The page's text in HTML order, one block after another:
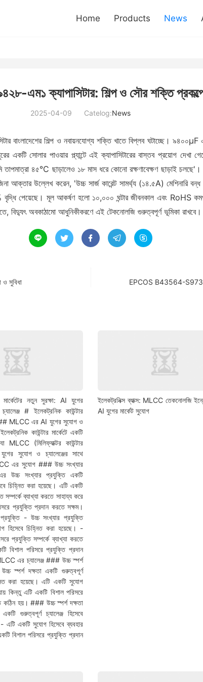
Home Products News
এম১ ক্যাপাসিটার: শিল্প ও সৌর শক্তি প্রকল্পে
2025-04-09 Catelog:News
বাংলাদেশের শিল্প ও নবায়নযোগ্য শক্তি খাতে বিপ্লব ঘটাচ্ছে।
সোলার পাওয়ার প্ল্যান্টে এই ক্যাপাসিটারের বাস্তব প্রয়োগ দেখা
৪৫°C ছাড়ালেও ১৮ মাস ধরে কোনো রক্ষণাবেক্ষণ ছাড়াই চলছে'।
আক্তার উল্লেখ করেন, 'উচ্চ সার্জ কারেন্ট সামর্থ্য (১৪.৫A) মেশিনারি
পেয়েছে। মূল আকর্ষণ হলো ১০,০০০ ঘন্টার জীবনকাল এবং RoHS
বিদ্যুৎ অবকাঠামো আধুনিকীকরণে এই টেকনোলজি গুরুত্বপূর্ণ ভূমিকা রাখবে।
    
সুবিধা EPCOS B43564-S9738-M2
মার্কেটের নতুন সুরক্ষা: AI যুগের
# ইলেকট্রনিক কাউন্টার
## MLCC এর AI যুগের সুযোগ ও
কাউন্টার মার্কেটে একটি
MLCC (মিলিফ্যাক্টর কাউন্টার
সুযোগ ও চ্যালেঞ্জের সাথে
এর সুযোগ ### উচ্চ সংখ্যার
উচ্চ সংখ্যার প্রযুক্তি একটি
চিহ্নিত করা হয়েছে। এটি একটি
সম্পর্কে ব্যাখ্যা করতে সাহায্য করে
প্রযুক্তি প্রদান করতে সক্ষম।
- উচ্চ সংখ্যার প্রযুক্তি
হিসেবে চিহ্নিত করা হয়েছে। -
প্রযুক্তি সম্পর্কে ব্যাখ্যা করতে
বিশাল পরিসরে প্রযুক্তি প্রদান
এর চ্যালেঞ্জ ### উচ্চ স্পর্শ
স্পর্শ দক্ষতা একটি গুরুত্বপূর্ণ
করা হয়েছে। এটি একটি সুযোগ
কিন্তু এটি একটি বিশাল পরিসরে
কঠিন হয়। ### উচ্চ স্পর্শ দক্ষতা
গুরুত্বপূর্ণ চ্যালেঞ্জ হিসেবে
এটি একটি সুযোগ হিসেবে ব্যবহার
বিশাল পরিসরে প্রযুক্তি প্রদান
ইলেকট্রনিক্স ব্যাক্স: MLCC তেকনোলজি
AI যুগের মার্কেট সুযোগ